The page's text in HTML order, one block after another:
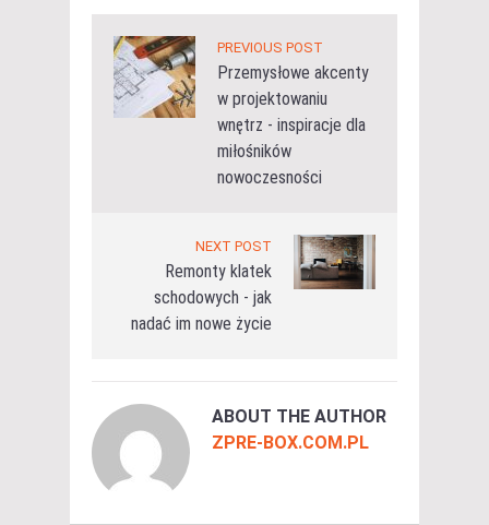
PREVIOUS POST
Przemysłowe akcenty
w projektowaniu
wnętrz - inspiracje dla
miłośników
nowoczesności
NEXT POST
Remonty klatek
schodowych - jak
nadać im nowe życie
ABOUT THE AUTHOR
ZPRE-BOX.COM.PL